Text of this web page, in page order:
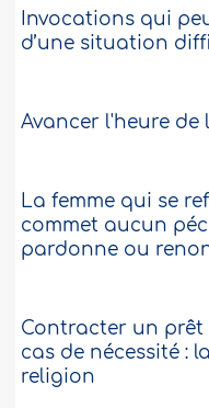
Invocations qui
d’une situation
Avancer l'heure de
La femme qui se
commet aucun
pardonne ou
Contracter un
cas de nécessité :
religion